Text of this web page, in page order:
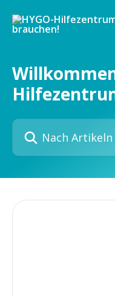
Nach Artikeln suchen …